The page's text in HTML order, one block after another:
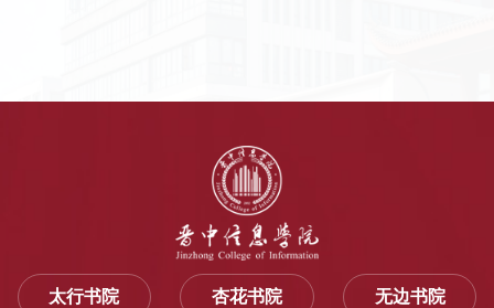
太行书院 杏花书院 无边书院